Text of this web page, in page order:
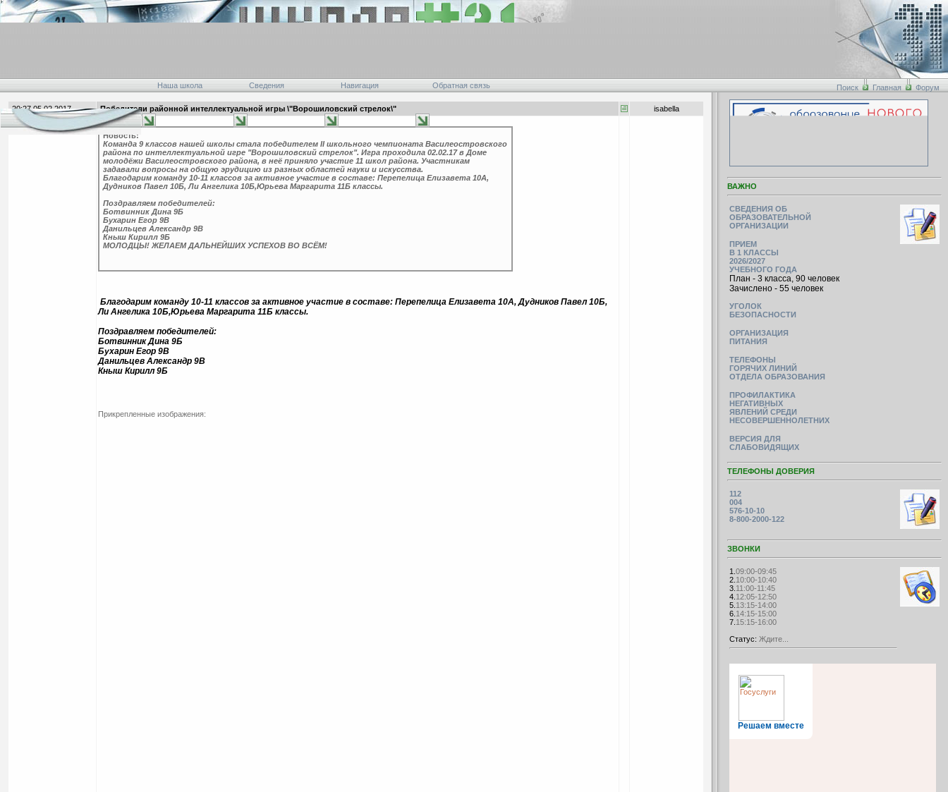
Наша школа Сведения Навигация Обратная связь Поиск Главная Форум
20:27 05.02.2017 Победители районной интеллектуальной игры \"Ворошиловский стрелок\"
isabella
Новость:
Команда 9 классов нашей школы стала победителем II школьного чемпионата Василеостровского
района по интеллектуальной игре "Ворошиловский стрелок". Игра проходила 02.02.17 в Доме
молодёжи Василеостровского района, в неё приняло участие 11 школ района. Участникам
задавали вопросы на общую эрудицию из разных областей науки и искусства.
Благодарим команду 10-11 классов за активное участие в составе: Перепелица Елизавета 10А,
Дудников Павел 10Б, Ли Ангелика 10Б,Юрьева Маргарита 11Б классы.
Поздравляем победителей:
Ботвинник Дина 9Б
Бухарин Егор 9В
Данильцев Александр 9В
Кныш Кирилл 9Б
МОЛОДЦЫ! ЖЕЛАЕМ ДАЛЬНЕЙШИХ УСПЕХОВ ВО ВСЁМ!
Благодарим команду 10-11 классов за активное участие в составе: Перепелица Елизавета 10А, Дудников Павел 10Б,
Ли Ангелика 10Б,Юрьева Маргарита 11Б классы.
Поздравляем победителей:
Ботвинник Дина 9Б
Бухарин Егор 9В
Данильцев Александр 9В
Кныш Кирилл 9Б
Прикрепленные изображения:
ВАЖНО
СВЕДЕНИЯ ОБ
ОБРАЗОВАТЕЛЬНОЙ
ОРГАНИЗАЦИИ
ПРИЕМ
В 1 КЛАССЫ
2026/2027
УЧЕБНОГО ГОДА
План - 3 класса, 90 человек
Зачислено - 55 человек
УГОЛОК
БЕЗОПАСНОСТИ
ОРГАНИЗАЦИЯ
ПИТАНИЯ
ТЕЛЕФОНЫ
ГОРЯЧИХ ЛИНИЙ
ОТДЕЛА ОБРАЗОВАНИЯ
ПРОФИЛАКТИКА
НЕГАТИВНЫХ
ЯВЛЕНИЙ СРЕДИ
НЕСОВЕРШЕННОЛЕТНИХ
ВЕРСИЯ ДЛЯ
СЛАБОВИДЯЩИХ
ТЕЛЕФОНЫ ДОВЕРИЯ
112
004
576-10-10
8-800-2000-122
ЗВОНКИ
1. 09:00-09:45
2. 10:00-10:40
3. 11:00-11:45
4. 12:05-12:50
5. 13:15-14:00
6. 14:15-15:00
7. 15:15-16:00
Статус: Ждите...
Решаем вместе